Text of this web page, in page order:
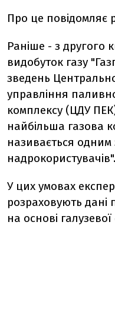
Про це повідомляє
Раніше - з другого
видобуток газу
зведень
управління
комплексу (ЦДУ
найбільша газова
називається одним
надрокористувачів".
У цих умовах
розраховують дані
на основі